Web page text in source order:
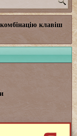
клавіш